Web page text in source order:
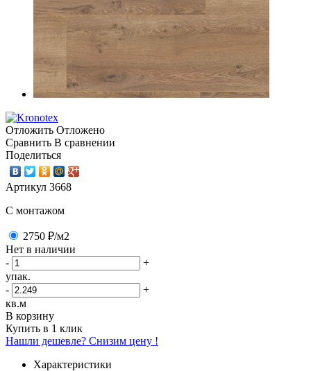
Отложить Отложено
Сравнить В сравнении
Поделиться
Артикул 3668
C монтажом
2750 ₽/м2
Нет в наличии
-
+
упак.
-
+
кв.м
В корзину
Купить в 1 клик
Нашли дешевле? Снизим цену !
Характеристики